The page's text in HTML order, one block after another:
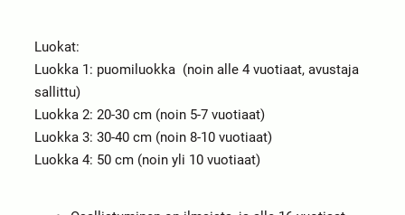
Luokat:
Luokka 1: puomiluokka (noin alle 4 vuotiaat, avustaja
sallittu)
Luokka 2: 20-30 cm (noin 5-7 vuotiaat)
Luokka 3: 30-40 cm (noin 8-10 vuotiaat)
Luokka 4: 50 cm (noin yli 10 vuotiaat)